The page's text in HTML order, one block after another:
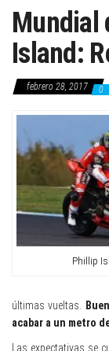
Mundial
Island:
febrero 28, 2017 0
Phillip
últimas vueltas.
acabar a un metro
Las expectativas se